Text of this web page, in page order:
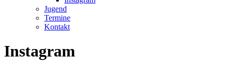
Jugend
Termine
Kontakt
Instagram